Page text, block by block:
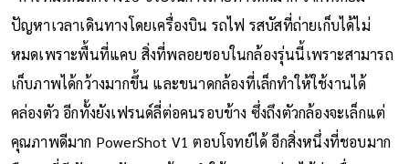
ปัญหาเวลาเดินทางโดยเครื่องบิน รถไฟ รสบัสที่ถ่ายเก็บได้ไม่
หมดเพราะพื้นที่แคบ สิ่งที่พลอยชอบในกล้องรุ่นนี้เพราะสามารถ
เก็บภาพได้กว้างมากขึ้น และขนาดกล้องที่เล็กทำให้ใช้งานได้
คล่องตัว อีกทั้งยังเฟรนด์ลี่ต่อคนรอบข้าง ซึ่งถึงตัวกล้องจะเล็กแต่
คุณภาพดีมาก PowerShot V1 ตอบโจทย์ได้ อีกสิ่งหนึ่งที่ชอบมาก